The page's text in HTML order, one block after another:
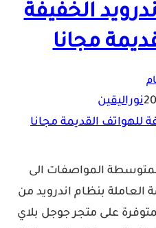
الخفيفة
مجانا
نوراليقين
المواصفات الى
العاملة بنظام اندرويد من
على متجر جوجل بلاي